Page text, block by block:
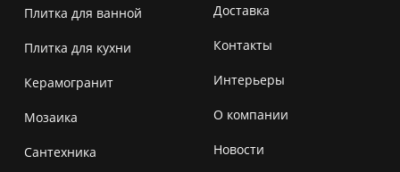
Плитка для ванной
Плитка для кухни
Керамогранит
Мозаика
Сантехника
Доставка
Контакты
Интерьеры
О компании
Новости